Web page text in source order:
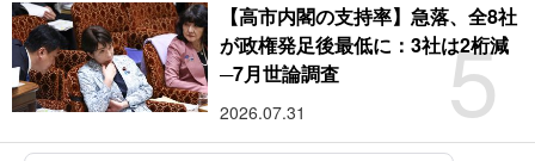
5
【高市内閣の支持率】急落、全8社
が政権発足後最低に：3社は2桁減
─7月世論調査
2026.07.31